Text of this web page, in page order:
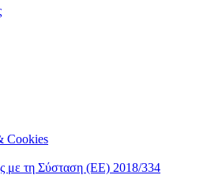
Cookies
τη Σύσταση (ΕΕ) 2018/334